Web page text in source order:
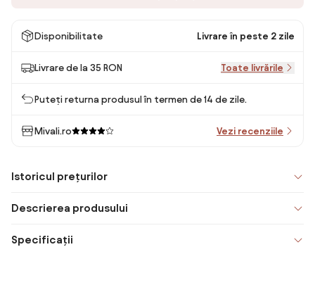
Disponibilitate Livrare în peste 2 zile
Livrare de la 35 RON Toate livrările
Puteți returna produsul în termen de 14 de zile.
Mivali.ro Vezi recenziile
Istoricul prețurilor
Descrierea produsului
Specificații